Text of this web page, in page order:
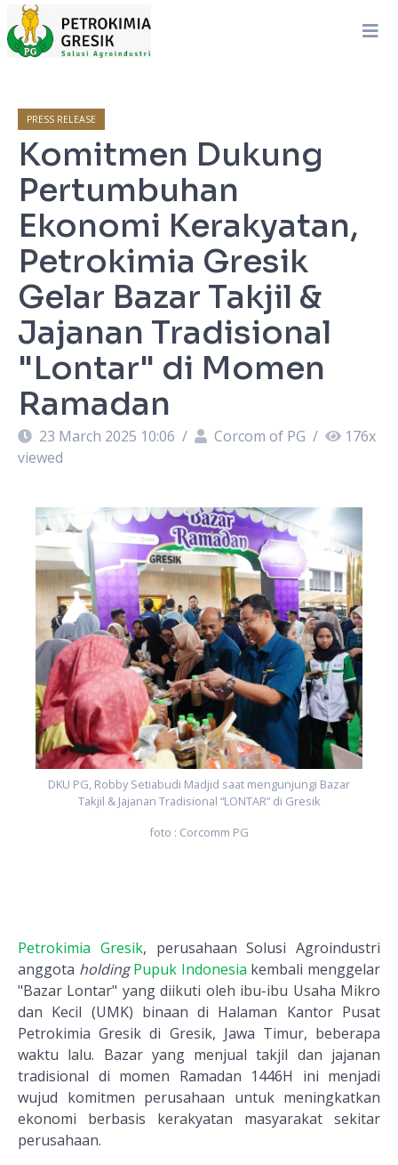
PRESS RELEASE
Komitmen Dukung
Pertumbuhan
Ekonomi Kerakyatan,
Petrokimia Gresik
Gelar Bazar Takjil &
Jajanan Tradisional
"Lontar" di Momen
Ramadan
23 March 2025 10:06 / Corcom of PG / 176x
viewed
DKU PG, Robby Setiabudi Madjid saat mengunjungi Bazar
Takjil & Jajanan Tradisional “LONTAR” di Gresik
foto : Corcomm PG
Petrokimia Gresik, perusahaan Solusi Agroindustri
anggota holding Pupuk Indonesia kembali menggelar
"Bazar Lontar" yang diikuti oleh ibu-ibu Usaha Mikro
dan Kecil (UMK) binaan di Halaman Kantor Pusat
Petrokimia Gresik di Gresik, Jawa Timur, beberapa
waktu lalu. Bazar yang menjual takjil dan jajanan
tradisional di momen Ramadan 1446H ini menjadi
wujud komitmen perusahaan untuk meningkatkan
ekonomi berbasis kerakyatan masyarakat sekitar
perusahaan.